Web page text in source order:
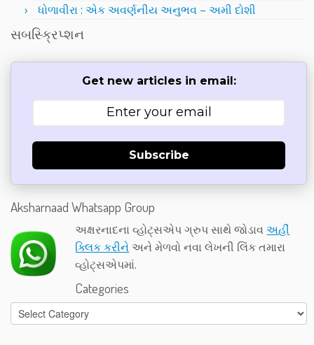
ધોળાવીરા : એક અવર્ણનીય અનુભવ – અમી દોશી
સબસ્ક્રિપ્શન
Get new articles in email:
Subscribe
Aksharnaad Whatsapp Group
અક્ષરનાદના વ્હોટ્સએપ ગ્રુપ સાથે જોડાવઅહીં
ક્લિક કરીને અને મેળવો નવા લેખની લિંક તમારા
વ્હોટ્સએપમાં.
Categories
Categories